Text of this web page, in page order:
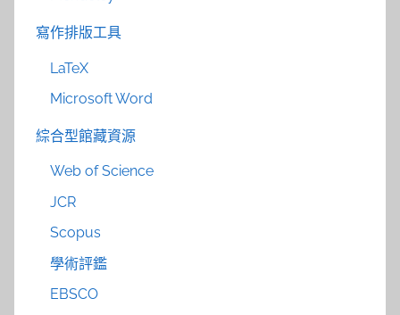
寫作排版工具
LaTeX
Microsoft Word
綜合型館藏資源
Web of Science
JCR
Scopus
學術評鑑
EBSCO